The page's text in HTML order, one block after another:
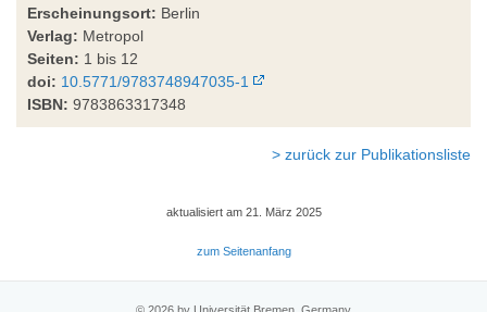
Erscheinungsort: Berlin
Verlag: Metropol
Seiten: 1 bis 12
doi: 10.5771/9783748947035-1
ISBN: 9783863317348
> zurück zur Publikationsliste
aktualisiert am 21. März 2025
zum Seitenanfang